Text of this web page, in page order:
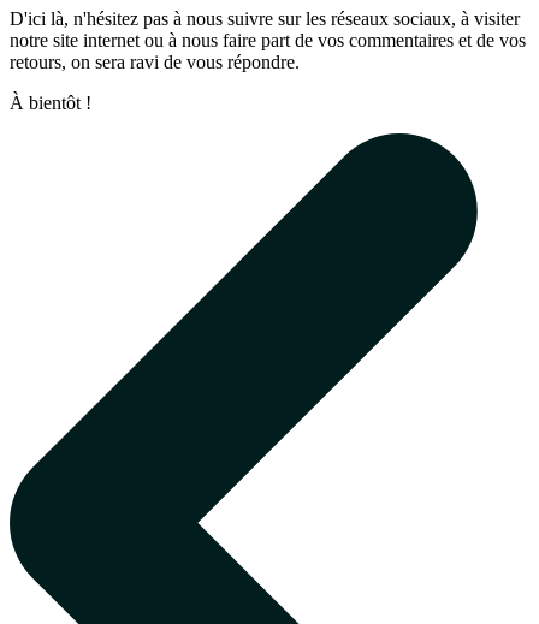
D'ici là, n'hésitez pas à nous suivre sur les réseaux sociaux, à visiter
notre site internet ou à nous faire part de vos commentaires et de vos
retours, on sera ravi de vous répondre.
À bientôt !